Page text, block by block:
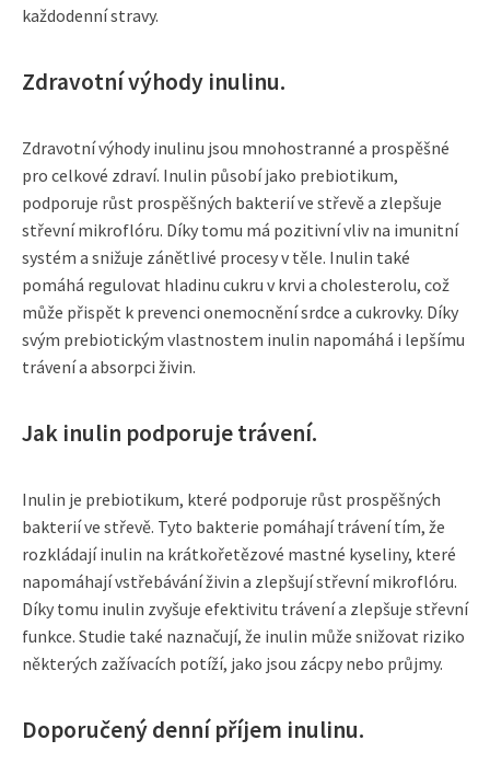
každodenní stravy.
Zdravotní výhody inulinu.
Zdravotní výhody inulinu jsou mnohostranné a prospěšné
pro celkové zdraví. Inulin působí jako prebiotikum,
podporuje růst prospěšných bakterií ve střevě a zlepšuje
střevní mikroflóru. Díky tomu má pozitivní vliv na imunitní
systém a snižuje zánětlivé procesy v těle. Inulin také
pomáhá regulovat hladinu cukru v krvi a cholesterolu, což
může přispět k prevenci onemocnění srdce a cukrovky. Díky
svým prebiotickým vlastnostem inulin napomáhá i lepšímu
trávení a absorpci živin.
Jak inulin podporuje trávení.
Inulin je prebiotikum, které podporuje růst prospěšných
bakterií ve střevě. Tyto bakterie pomáhají trávení tím, že
rozkládají inulin na krátkořetězové mastné kyseliny, které
napomáhají vstřebávání živin a zlepšují střevní mikroflóru.
Díky tomu inulin zvyšuje efektivitu trávení a zlepšuje střevní
funkce. Studie také naznačují, že inulin může snižovat riziko
některých zažívacích potíží, jako jsou zácpy nebo průjmy.
Doporučený denní příjem inulinu.